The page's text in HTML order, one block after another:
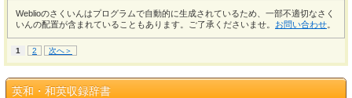
Weblioのさくいんはプログラムで自動的に生成されているため、一部不適切なさく
いんの配置が含まれていることもあります。ご了承くださいませ。 お問い合わせ
1 2 次へ＞
英和・和英収録辞書